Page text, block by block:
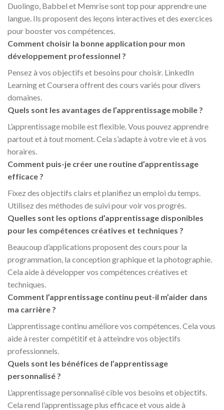
Duolingo, Babbel et Memrise sont top pour apprendre une
langue. Ils proposent des leçons interactives et des exercices
pour booster vos compétences.
Comment choisir la bonne application pour mon
développement professionnel ?
Pensez à vos objectifs et besoins pour choisir. LinkedIn
Learning et Coursera offrent des cours variés pour divers
domaines.
Quels sont les avantages de l’apprentissage mobile ?
L’apprentissage mobile est flexible. Vous pouvez apprendre
partout et à tout moment. Cela s’adapte à votre vie et à vos
horaires.
Comment puis-je créer une routine d’apprentissage
efficace ?
Fixez des objectifs clairs et planifiez un emploi du temps.
Utilisez des méthodes de suivi pour voir vos progrès.
Quelles sont les options d’apprentissage disponibles
pour les compétences créatives et techniques ?
Beaucoup d’applications proposent des cours pour la
programmation, la conception graphique et la photographie.
Cela aide à développer vos compétences créatives et
techniques.
Comment l’apprentissage continu peut-il m’aider dans
ma carrière ?
L’apprentissage continu améliore vos compétences. Cela vous
aide à rester compétitif et à atteindre vos objectifs
professionnels.
Quels sont les bénéfices de l’apprentissage
personnalisé ?
L’apprentissage personnalisé cible vos besoins et objectifs.
Cela rend l’apprentissage plus efficace et vous aide à